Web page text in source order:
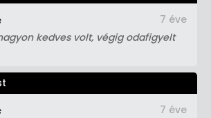
kedves volt, végig odafigyelt
7 éve
7 éve